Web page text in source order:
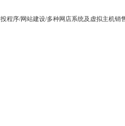
程序/网站建设/多种网店系统及虚拟主机销